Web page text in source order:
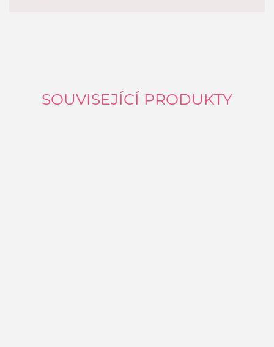
SOUVISEJÍCÍ PRODUKTY